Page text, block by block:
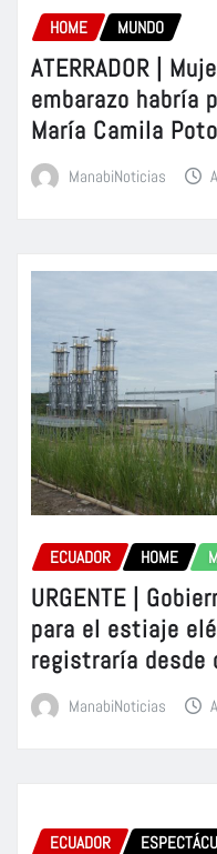
HOME MUNDO
ATERRADOR |
embarazo habría
María Camila
ManabiNoticias
ECUADOR HOME
URGENTE |
para el estiaje
registraría desde
ManabiNoticias
ECUADOR